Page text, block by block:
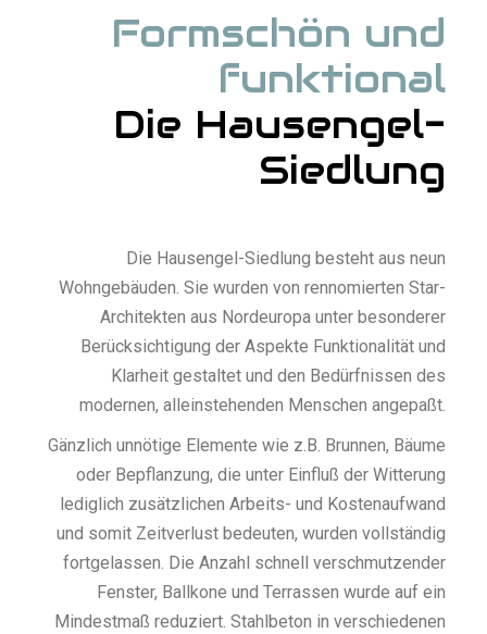
Formschön und
funktional
Die Hausengel-
Siedlung
Die Hausengel-Siedlung besteht aus neun
Wohngebäuden. Sie wurden von rennomierten Star-
Architekten aus Nordeuropa unter besonderer
Berücksichtigung der Aspekte Funktionalität und
Klarheit gestaltet und den Bedürfnissen des
modernen, alleinstehenden Menschen angepaßt.
Gänzlich unnötige Elemente wie z.B. Brunnen, Bäume
oder Bepflanzung, die unter Einfluß der Witterung
lediglich zusätzlichen Arbeits- und Kostenaufwand
und somit Zeitverlust bedeuten, wurden vollständig
fortgelassen. Die Anzahl schnell verschmutzender
Fenster, Ballkone und Terrassen wurde auf ein
Mindestmaß reduziert. Stahlbeton in verschiedenen